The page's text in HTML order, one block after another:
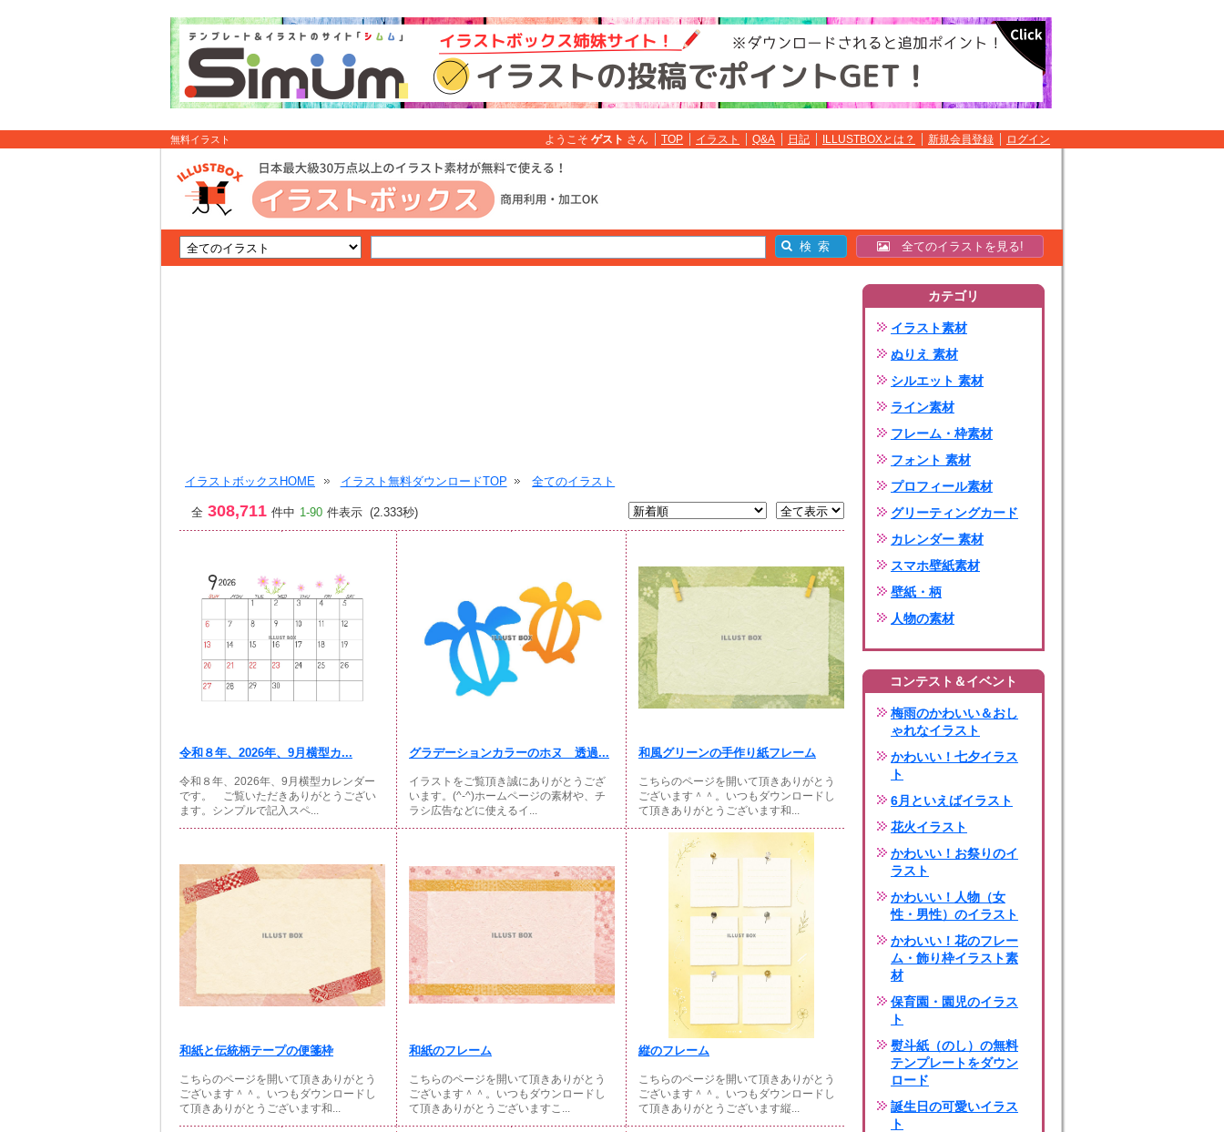
無料イラスト ようこそ ゲスト さん TOP イラスト Q&A 日記 ILLUSTBOXとは？ 新規会員登録 ログイン
全てのイラストを見る!
イラストボックスHOME イラスト無料ダウンロードTOP 全てのイラスト
全 308,711 件中 1-90 件表示 (2.333秒)
令和８年、2026年、9月横型カ...
令和８年、2026年、9月横型カレンダー
です。 ご覧いただきありがとうござい
ます。シンプルで記入スペ...
グラデーションカラーのホヌ 透過...
イラストをご覧頂き誠にありがとうござ
います。(^-^)ホームページの素材や、チ
ラシ広告などに使えるイ...
和風グリーンの手作り紙フレーム
こちらのページを開いて頂きありがとう
ございます＾＾。いつもダウンロードし
て頂きありがとうございます和...
和紙と伝統柄テープの便箋枠
こちらのページを開いて頂きありがとう
ございます＾＾。いつもダウンロードし
て頂きありがとうございます和...
和紙のフレーム
こちらのページを開いて頂きありがとう
ございます＾＾。いつもダウンロードし
て頂きありがとうございますこ...
縦のフレーム
こちらのページを開いて頂きありがとう
ございます＾＾。いつもダウンロードし
て頂きありがとうございます縦...
カテゴリ
イラスト素材
ぬりえ 素材
シルエット 素材
ライン素材
フレーム・枠素材
フォント 素材
プロフィール素材
グリーティングカード
カレンダー 素材
スマホ壁紙素材
壁紙・柄
人物の素材
コンテスト＆イベント
梅雨のかわいい＆おし
ゃれなイラスト
かわいい！七夕イラス
ト
6月といえばイラスト
花火イラスト
かわいい！お祭りのイ
ラスト
かわいい！人物（女
性・男性）のイラスト
かわいい！花のフレー
ム・飾り枠イラスト素
材
保育園・園児のイラス
ト
熨斗紙（のし）の無料
テンプレートをダウン
ロード
誕生日の可愛いイラス
ト